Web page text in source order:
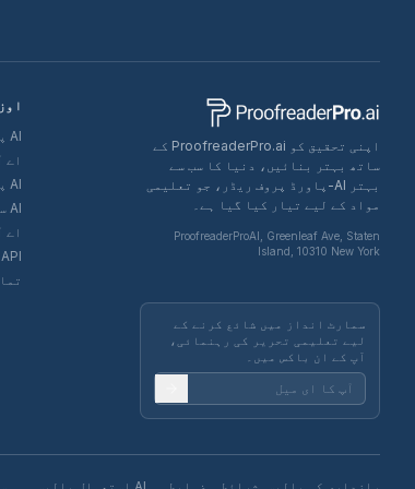
اپنی تحقیق کو ProofreaderPro.ai کے
ساتھ بہتر بنائیں، دنیا کا سب سے
بہتر AI-پاورڈ پروف ریڈر، جو تعلیمی
مواد کے لیے تیار کیا گیا ہے۔
ProofreaderProAI, Greenleaf Ave, Staten
Island, 10310 New York
سمارٹ انداز میں شائع کرنے کے
لیے تعلیمی تحریر کی رہنمائی،
آپ کے ان باکس میں۔
AI پروف ریڈر
اے
AI پیرافراسنگ ٹول
AI سمریزر
اے